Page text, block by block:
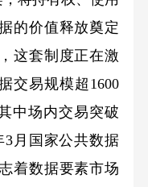
的价值释放奠定
这套制度正在激
交易规模超1600
中场内交易突破
3月国家公共数据
着数据要素市场